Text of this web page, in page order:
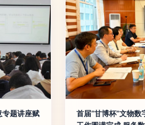
专题讲座赋
首届“甘博杯”文物